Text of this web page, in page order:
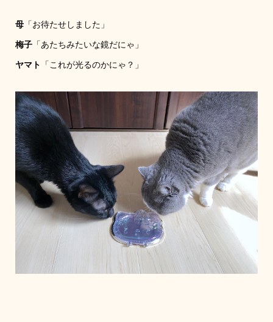
母「お待たせしました」
梅子「あたちみたいな鏡だにゃ」
ヤマト 「これが光るのかにゃ？」